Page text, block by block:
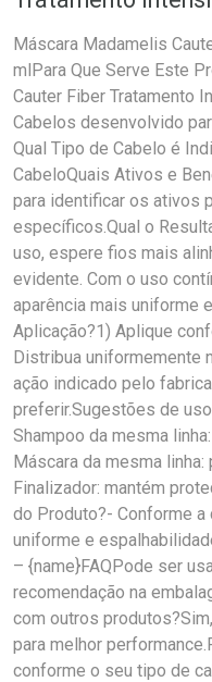
Máscara Madamelis
mlPara Que Serve Este
Cauter Fiber Tratamento
Cabelos desenvolvido
Qual Tipo de Cabelo é
CabeloQuais Ativos e
para identificar os ativos
específicos.Qual o
uso, espere fios mais
evidente. Com o uso
aparência mais uniforme
Aplicação?1) Aplique
Distribua uniformemente
ação indicado pelo
preferir.Sugestões de
Shampoo da mesma
Máscara da mesma
Finalizador: mantém
do Produto?- Conforme
uniforme e
– {name}FAQPode ser
recomendação na
com outros
para melhor
conforme o seu tipo de